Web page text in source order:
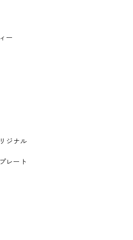
ー
ジナル
レート